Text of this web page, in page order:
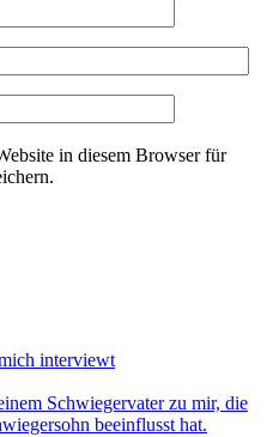
in diesem Browser für
interviewt
Schwiegervater zu mir, die
beeinflusst hat.